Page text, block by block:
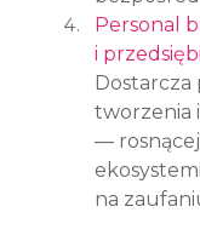
Personal
i
Dostarcza
tworzenia
—
na